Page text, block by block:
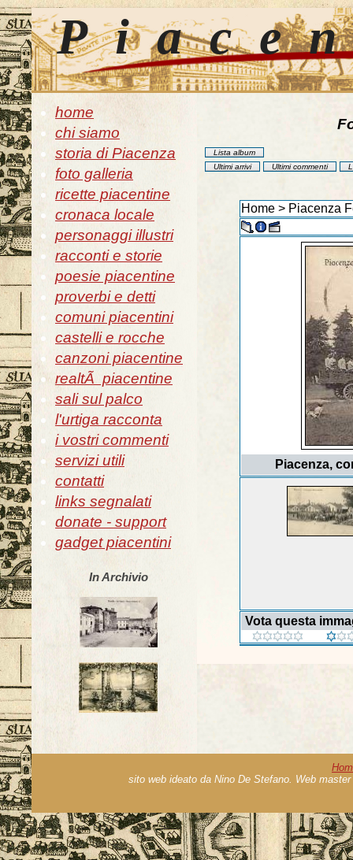
home
chi siamo
storia di Piacenza
foto galleria
ricette piacentine
cronaca locale
personaggi illustri
racconti e storie
poesie piacentine
proverbi e detti
comuni piacentini
castelli e rocche
canzoni piacentine
realtÃ piacentine
sali sul palco
l'urtiga racconta
i vostri commenti
servizi utili
contatti
links segnalati
donate - support
gadget piacentini
In Archivio
Lista album
Ultimi arrivi
Ultimi commenti
Home> Piacenza
Piacenza,
Vota questa
sito web ideato da Nino De Stefano. Web